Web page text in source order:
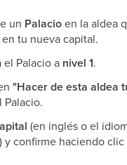
un Palacioen la aldea
tu nueva capital.
Palacio a nivel 1.
"Hacer de esta aldea
Palacio.
(en inglés o el
y confirme haciendo